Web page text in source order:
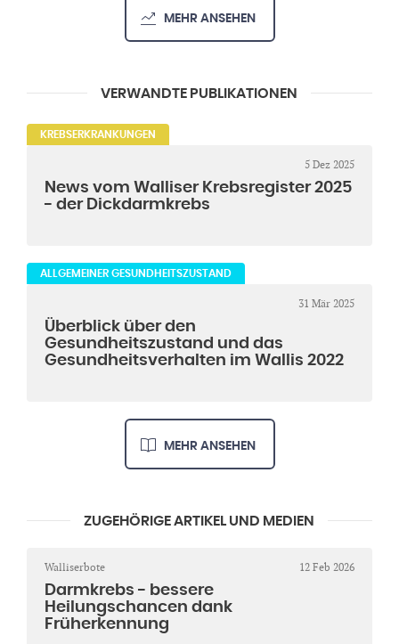
MEHR ANSEHEN
VERWANDTE PUBLIKATIONEN
KREBSERKRANKUNGEN
5 Dez 2025
News vom Walliser Krebsregister 2025
- der Dickdarmkrebs
ALLGEMEINER GESUNDHEITSZUSTAND
31 Mär 2025
Überblick über den
Gesundheitszustand und das
Gesundheitsverhalten im Wallis 2022
MEHR ANSEHEN
ZUGEHÖRIGE ARTIKEL UND MEDIEN
Walliserbote 12 Feb 2026
Darmkrebs - bessere
Heilungschancen dank
Früherkennung